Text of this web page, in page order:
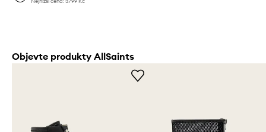
Objevte produkty AllSaints